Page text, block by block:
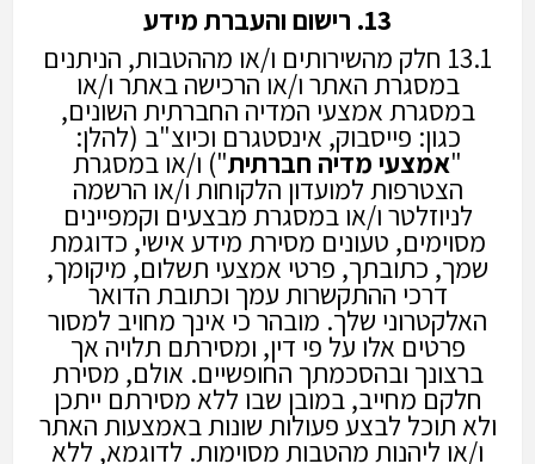
13. רישום והעברת מידע
13.1 חלק מהשירותים ו/או מההטבות, הניתנים
במסגרת האתר ו/או הרכישה באתר ו/או
במסגרת אמצעי המדיה החברתית השונים,
כגון: פייסבוק, אינסטגרם וכיוצ"ב (להלן:
"אמצעימדיה חברתית") ו/או במסגרת
הצטרפות למועדון הלקוחות ו/או הרשמה
לניוזלטר ו/או במסגרת מבצעים וקמפיינים
מסוימים, טעונים מסירת מידע אישי, כדוגמת
שמך, כתובתך, פרטי אמצעי תשלום, מיקומך,
דרכי ההתקשרות עמך וכתובת הדואר
האלקטרוני שלך. מובהר כי אינך מחויב למסור
פרטים אלו על פי דין, ומסירתם תלויה אך
ברצונך ובהסכמתך החופשיים. אולם, מסירת
חלקם מחייב, במובן שבו ללא מסירתם ייתכן
ולא תוכל לבצע פעולות שונות באמצעות האתר
ו/או ליהנות מהטבות מסוימות. לדוגמא, ללא